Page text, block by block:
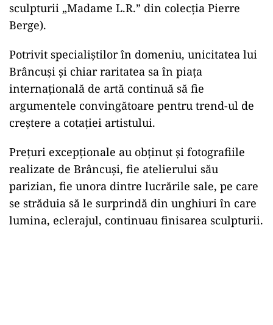
sculpturii „Madame L.R.” din colecția Pierre
Berge).
Potrivit specialiștilor în domeniu, unicitatea lui
Brâncuși și chiar raritatea sa în piața
internațională de artă continuă să fie
argumentele convingătoare pentru trend-ul de
creștere a cotației artistului.
Prețuri excepționale au obținut și fotografiile
realizate de Brâncuși, fie atelierului său
parizian, fie unora dintre lucrările sale, pe care
se străduia să le surprindă din unghiuri în care
lumina, eclerajul, continuau finisarea sculpturii.